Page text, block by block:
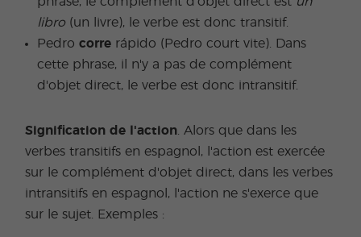
libro (un livre), le verbe est donc transitif.
Pedrocorre rápido (Pedro court vite). Dans
cette phrase, il n'y a pas de complément
d'objet direct, le verbe est donc intransitif.
Signification de l'action . Alors que dans les
verbes transitifs en espagnol, l'action est exercée
sur le complément d'objet direct, dans les verbes
intransitifs en espagnol, l'action ne s'exerce que
sur le sujet. Exemples :